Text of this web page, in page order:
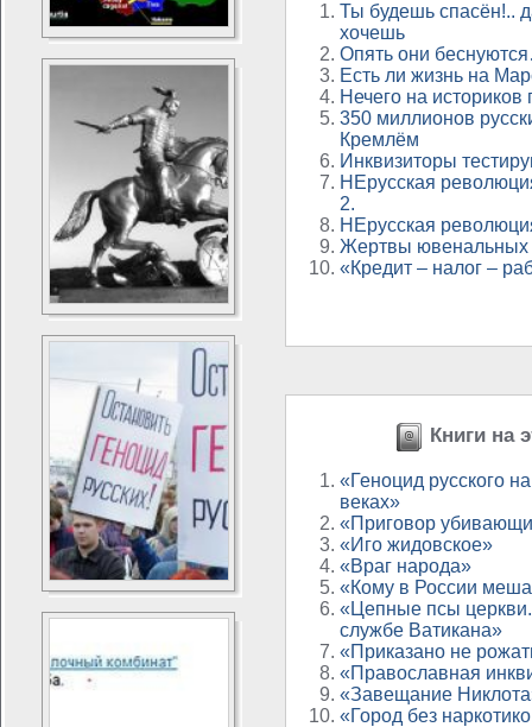
Ты будешь спасён!..
хочешь
Опять они
Есть ли жизнь на
Нечего на
350 миллионов
Кремлём
Инквизиторы
НЕрусская
2.
НЕрусская
Жертвы
«Кредит – налог –
Книги на
«Геноцид русского
веках»
«Приговор
«Иго жидовское»
«Враг народа»
«Кому в России
«Цепные псы
службе Ватикана»
«Приказано не
«Православная
«Завещание
«Город без